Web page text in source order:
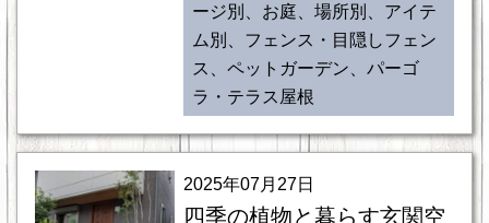
ージ別、お庭、場所別、アイテ
ム別、フェンス・目隠しフェン
ス、ペットガーデン、パーゴ
ラ・テラス屋根
2025年07月27日
四季の植物と暮らす玄関空